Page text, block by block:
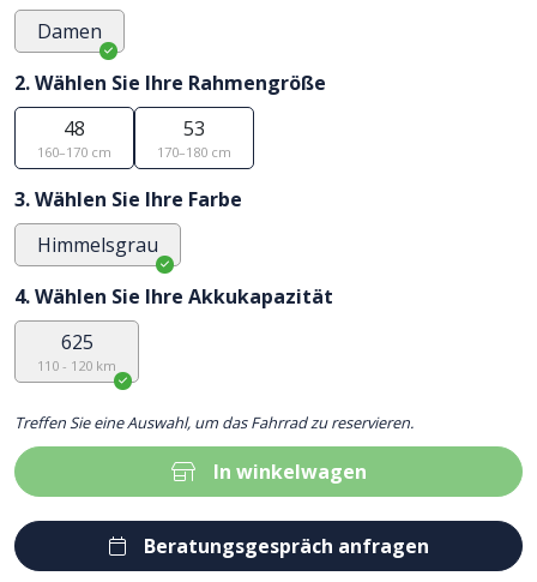
Damen
2. Wählen Sie Ihre Rahmengröße
48
160–170 cm
53
170–180 cm
3. Wählen Sie Ihre Farbe
Himmelsgrau
4. Wählen Sie Ihre Akkukapazität
625
110 - 120 km
Treffen Sie eine Auswahl, um das Fahrrad zu reservieren.
In winkelwagen
Beratungsgespräch anfragen